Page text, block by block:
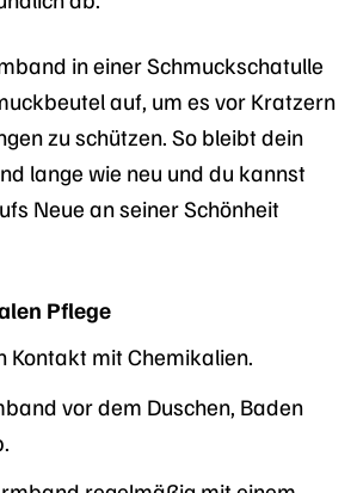
in einer Schmuckschatulle
auf, um es vor Kratzern
zu schützen. So bleibt dein
lange wie neu und du kannst
Neue an seiner Schönheit
Pflege
Kontakt mit Chemikalien.
vor dem Duschen, Baden